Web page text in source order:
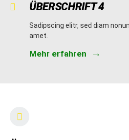
ÜBERSCHRIFT 4
Sadipscing elitr, sed diam
amet.
Mehr erfahren